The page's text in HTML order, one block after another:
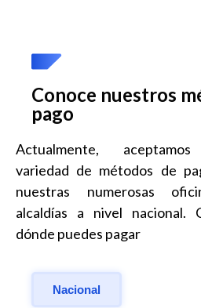
Conoce nuestros
pago
Actualmente,
variedad de métodos de
nuestras numerosas
alcaldías a nivel nacional.
dónde puedes pagar
Nacional